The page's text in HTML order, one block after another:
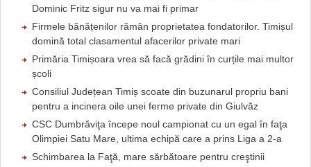
Dominic Fritz sigur nu va mai fi primar
Firmele bănățenilor rămân proprietatea fondatorilor. Timișul
domină total clasamentul afacerilor private mari
Primăria Timișoara vrea să facă grădini în curțile mai multor
școli
Consiliul Județean Timiș scoate din buzunarul propriu bani
pentru a incinera oile unei ferme private din Giulvăz
CSC Dumbrăviţa începe noul campionat cu un egal în faţa
Olimpiei Satu Mare, ultima echipă care a prins Liga a 2-a
Schimbarea la Faţă, mare sărbătoare pentru creştinii